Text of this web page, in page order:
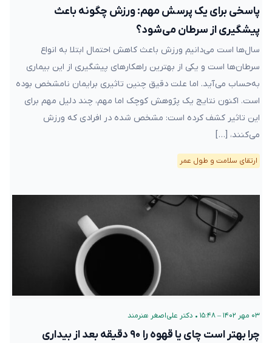
پاسخی برای یک پرسش مهم: ورزش چگونه باعث
پیشگیری از سرطان می‌شود؟
سال‌ها است می‌دانیم ورزش باعث کاهش احتمال ابتلا به انواع
سرطان‌ها است و یکی از بهترین راهکارهای پیشگیری از این بیماری
به‌حساب می‌آید. اما علت دقیق چنین تاثیری برایمان نامشخص بوده
است. اکنون نتایج یک پژوهش کوچک اما مهم، چند دلیل مهم برای
این تاثیر کشف کرده است: مشخص شده در افرادی که ورزش
می‌کنند، […]
ارتقای سلامت و طول عمر
۰۳ مهر ۱۴۰۲ – ۱۵:۴۸ • دکتر علی‌اصغر هنرمند
چرا بهتر است چای یا قهوه را ۹۰ دقیقه بعد از بیداری